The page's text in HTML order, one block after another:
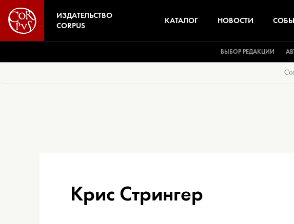
ИЗДАТЕЛЬСТВО
CORPUS
КАТАЛОГ НОВОСТИ
ВЫБОР РЕДАКЦИИ
Крис Стрингер